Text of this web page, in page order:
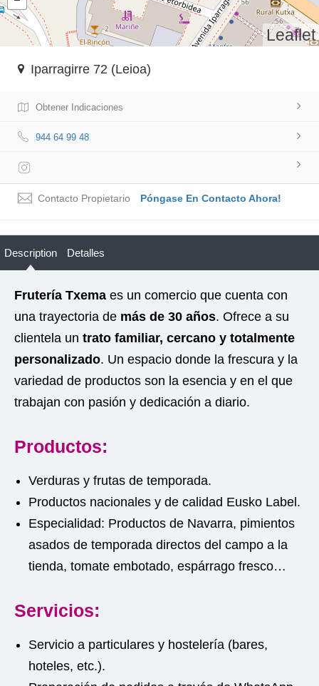
Leaflet
Iparragirre 72 (Leioa)
Obtener Indicaciones
944 64 99 48
Contacto Propietario Póngase En Contacto Ahora!
Description Detalles
Frutería Txema es un comercio que cuenta con
una trayectoria de más de 30 años. Ofrece a su
clientela un trato familiar, cercano y totalmente
personalizado. Un espacio donde la frescura y la
variedad de productos son la esencia y en el que
trabajan con pasión y dedicación a diario.
Productos:
Verduras y frutas de temporada.
Productos nacionales y de calidad Eusko Label.
Especialidad: Productos de Navarra, pimientos
asados de temporada directos del campo a la
tienda, tomate embotado, espárrago fresco…
Servicios:
Servicio a particulares y hostelería (bares,
hoteles, etc.).